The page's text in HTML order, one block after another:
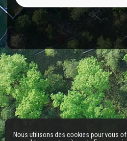
Nous utilisons des cookies pour vous